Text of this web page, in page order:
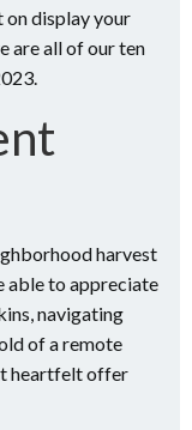
on display your
are all of our ten
harvest
able to appreciate
navigating
of a remote
heartfelt offer